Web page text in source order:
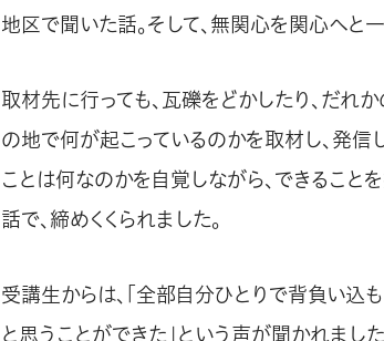
地区で聞いた話。そして、無関心を関心へと
取材先に行っても、瓦礫をどかしたり、だれ
の地で何が起こっているのかを取材し、発信
ことは何なのかを自覚しながら、できること
話で、締めくくられました。
受講生からは、「全部自分ひとりで背負い込
と思うことができた」という声が聞かれました